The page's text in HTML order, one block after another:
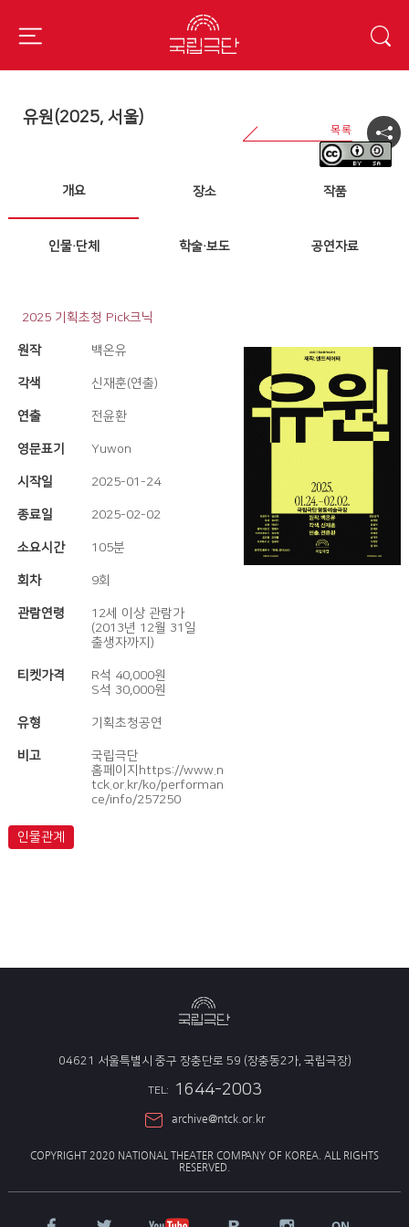
유원(2025, 서울)
개요 장소 작품
인물·단체 학술·보도 공연자료
2025 기획초청 Pick크닉
원작 백온유
각색 신재훈(연출)
연출 전윤환
영문표기 Yuwon
시작일 2025-01-24
종료일 2025-02-02
소요시간 105분
회차 9회
관람연령
12세 이상 관람가
(2013년 12월 31일
출생자까지)
티켓가격
R석 40,000원
S석 30,000원
유형 기획초청공연
비고
국립극단
홈페이지https://www.n
tck.or.kr/ko/performan
ce/info/257250
인물관계
04621 서울특별시 중구 장충단로 59 (장충동2가, 국립극장)
TEL: 1644-2003
archive@ntck.or.kr
COPYRIGHT 2020 NATIONAL THEATER COMPANY OF KOREA. ALL RIGHTS
RESERVED.